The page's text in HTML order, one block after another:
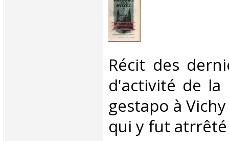
‎Récit des
d'activité de
gestapo à
qui y fut